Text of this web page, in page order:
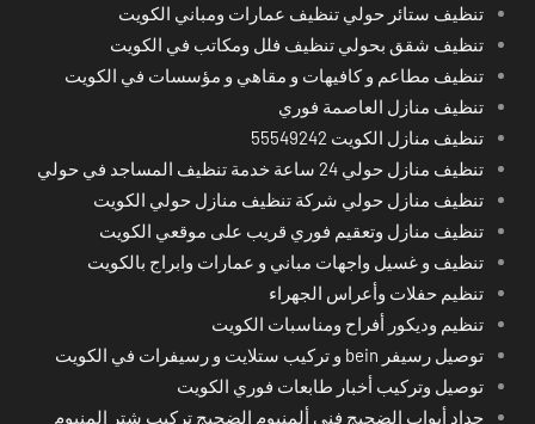
تنظيف ستائر حولي تنظيف عمارات ومباني الكويت
تنظيف شقق بحولي تنظيف فلل ومكاتب في الكويت
تنظيف مطاعم و كافيهات و مقاهي و مؤسسات في الكويت
تنظيف منازل العاصمة فوري
تنظيف منازل الكويت 55549242
تنظيف منازل حولي 24 ساعة خدمة تنظيف المساجد في حولي
تنظيف منازل حولي شركة تنظيف منازل حولي الكويت
تنظيف منازل وتعقيم فوري قريب على موقعي الكويت
تنظيف و غسيل واجهات مباني و عمارات وابراج بالكويت
تنظيم حفلات وأعراس الجهراء
تنظيم وديكور أفراح ومناسبات الكويت
توصيل رسيفر bein و تركيب ستلايت و رسيفرات في الكويت
توصيل وتركيب أخبار طابعات فوري الكويت
حداد أبواب الضجيج فني ألمنيوم الضجيج تركيب شتر المنيوم